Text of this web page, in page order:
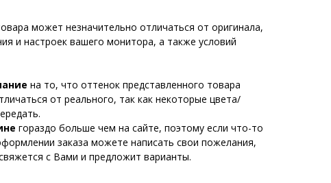
может незначительно отличаться от оригинала,
и настроек вашего монитора, а также условий
на то, что оттенок представленного товара
от реального, так как некоторые цвета/
гораздо больше чем на сайте, поэтому если что-то
заказа можете написать свои пожелания,
с Вами и предложит варианты.